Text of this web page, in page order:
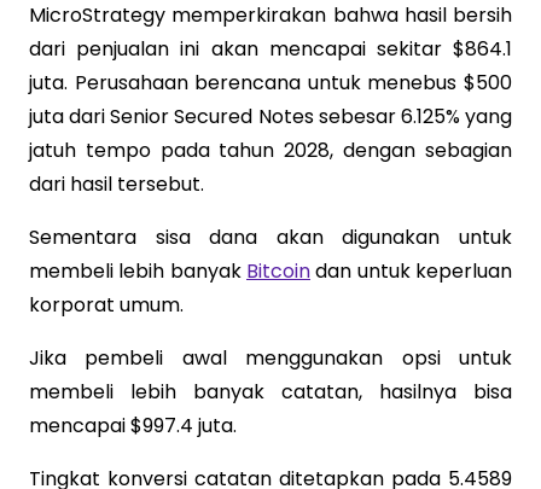
MicroStrategy memperkirakan bahwa hasil bersih
dari penjualan ini akan mencapai sekitar $864.1
juta. Perusahaan berencana untuk menebus $500
juta dari Senior Secured Notes sebesar 6.125% yang
jatuh tempo pada tahun 2028, dengan sebagian
dari hasil tersebut.
Sementara sisa dana akan digunakan untuk
membeli lebih banyak Bitcoindan untuk keperluan
korporat umum.
Jika pembeli awal menggunakan opsi untuk
membeli lebih banyak catatan, hasilnya bisa
mencapai $997.4 juta.
Tingkat konversi catatan ditetapkan pada 5.4589